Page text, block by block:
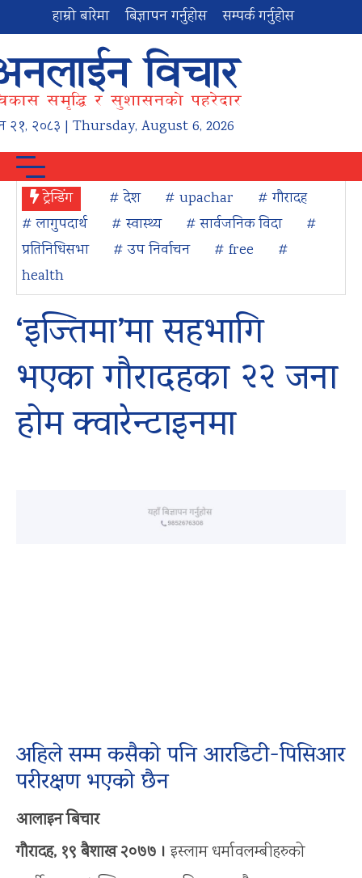
हाम्रो बारेमा बिज्ञापन गर्नुहोस सम्पर्क गर्नुहोस
२१, २०८३ | Thursday, August 6, 2026
ट्रेन्डिंग # देश # upachar
# गौरादह
# लागुपदार्थ
# स्वास्थ्य # सार्वजनिक विदा
#
प्रतिनिधिसभा
# उप निर्वाचन # free
#
health
‘इज्तिमा’मा सहभागि
भएका गौरादहका २२ जना
होम क्वारेन्टाइनमा
अहिले सम्म कसैको पनि आरडिटी-पिसिआर
परीरक्षण भएको छैन
आलाइन बिचार
गौरादह, १९ बैशाख २०७७ । इस्लाम धर्मावलम्बीहरुको